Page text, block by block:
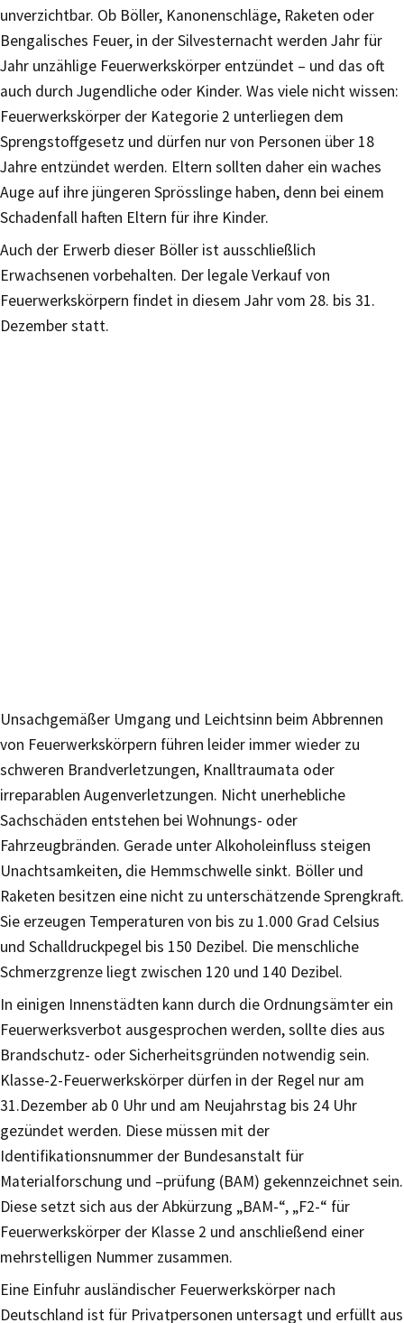
unverzichtbar. Ob Böller, Kanonenschläge, Raketen oder
Bengalisches Feuer, in der Silvesternacht werden Jahr für
Jahr unzählige Feuerwerkskörper entzündet – und das oft
auch durch Jugendliche oder Kinder. Was viele nicht wissen:
Feuerwerkskörper der Kategorie 2 unterliegen dem
Sprengstoffgesetz und dürfen nur von Personen über 18
Jahre entzündet werden. Eltern sollten daher ein waches
Auge auf ihre jüngeren Sprösslinge haben, denn bei einem
Schadenfall haften Eltern für ihre Kinder.
Auch der Erwerb dieser Böller ist ausschließlich
Erwachsenen vorbehalten. Der legale Verkauf von
Feuerwerkskörpern findet in diesem Jahr vom 28. bis 31.
Dezember statt.
Unsachgemäßer Umgang und Leichtsinn beim Abbrennen
von Feuerwerkskörpern führen leider immer wieder zu
schweren Brandverletzungen, Knalltraumata oder
irreparablen Augenverletzungen. Nicht unerhebliche
Sachschäden entstehen bei Wohnungs- oder
Fahrzeugbränden. Gerade unter Alkoholeinfluss steigen
Unachtsamkeiten, die Hemmschwelle sinkt. Böller und
Raketen besitzen eine nicht zu unterschätzende Sprengkraft.
Sie erzeugen Temperaturen von bis zu 1.000 Grad Celsius
und Schalldruckpegel bis 150 Dezibel. Die menschliche
Schmerzgrenze liegt zwischen 120 und 140 Dezibel.
In einigen Innenstädten kann durch die Ordnungsämter ein
Feuerwerksverbot ausgesprochen werden, sollte dies aus
Brandschutz- oder Sicherheitsgründen notwendig sein.
Klasse-2-Feuerwerkskörper dürfen in der Regel nur am
31.Dezember ab 0 Uhr und am Neujahrstag bis 24 Uhr
gezündet werden. Diese müssen mit der
Identifikationsnummer der Bundesanstalt für
Materialforschung und –prüfung (BAM) gekennzeichnet sein.
Diese setzt sich aus der Abkürzung „BAM-“, „F2-“ für
Feuerwerkskörper der Klasse 2 und anschließend einer
mehrstelligen Nummer zusammen.
Eine Einfuhr ausländischer Feuerwerkskörper nach
Deutschland ist für Privatpersonen untersagt und erfüllt aus